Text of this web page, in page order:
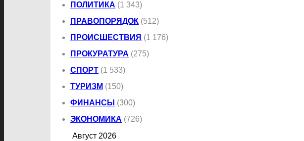
ПОЛИТИКА (1 343)
ПРАВОПОРЯДОК (512)
ПРОИСШЕСТВИЯ (1 176)
ПРОКУРАТУРА (275)
СПОРТ (1 533)
ТУРИЗМ (150)
ФИНАНСЫ (300)
ЭКОНОМИКА (726)
Август 2026